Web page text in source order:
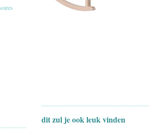
dit zul je ook leuk vinden